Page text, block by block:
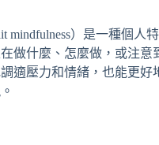
mindfulness）是一種個
做什麼、怎麼做，或注
適壓力和情緒，也能更